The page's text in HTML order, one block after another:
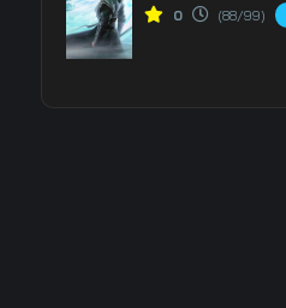
0 (88/99)